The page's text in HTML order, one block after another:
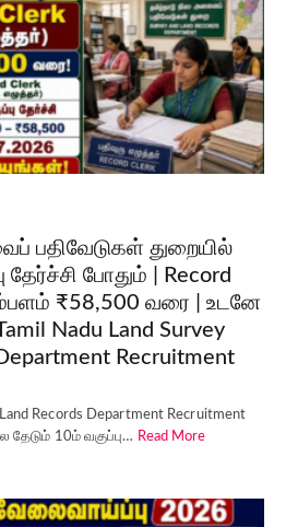
பதிவேடுகள் துறையில்
போதும் | Record
₹58,500 வரை | உடனே
Nadu Land Survey
Recruitment
Land Records Department Recruitment
தேடும் 10ம் வகுப்பு… Read More